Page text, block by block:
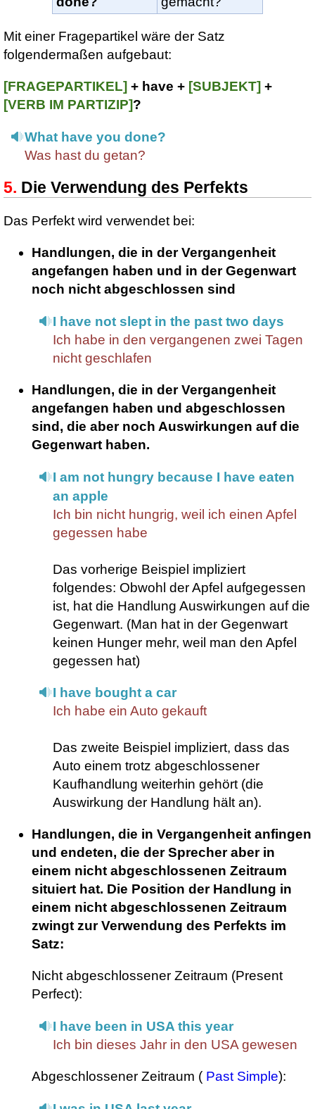
Mit einer Fragepartikel wäre der Satz
folgendermaßen aufgebaut:
[FRAGEPARTIKEL] + have + [SUBJEKT] +
[VERB IM PARTIZIP]?
What have you done?
Was hast du getan?
Die Verwendung des Perfekts
Das Perfekt wird verwendet bei:
Handlungen, die in der Vergangenheit
angefangen haben und in der Gegenwart
noch nicht abgeschlossen sind
I have not slept in the past two days
Ich habe in den vergangenen zwei Tagen
nicht geschlafen
Handlungen, die in der Vergangenheit
angefangen haben und abgeschlossen
sind, die aber noch Auswirkungen auf die
Gegenwart haben.
I am not hungry because I have eaten
an apple
Ich bin nicht hungrig, weil ich einen Apfel
gegessen habe
Das vorherige Beispiel impliziert
folgendes: Obwohl der Apfel aufgegessen
ist, hat die Handlung Auswirkungen auf die
Gegenwart. (Man hat in der Gegenwart
keinen Hunger mehr, weil man den Apfel
gegessen hat)
I have bought a car
Ich habe ein Auto gekauft
Das zweite Beispiel impliziert, dass das
Auto einem trotz abgeschlossener
Kaufhandlung weiterhin gehört (die
Auswirkung der Handlung hält an).
Handlungen, die in Vergangenheit anfingen
und endeten, die der Sprecher aber in
einem nicht abgeschlossenen Zeitraum
situiert hat. Die Position der Handlung in
einem nicht abgeschlossenen Zeitraum
zwingt zur Verwendung des Perfekts im
Satz:
Nicht abgeschlossener Zeitraum (Present
Perfect):
I have been in USA this year
Ich bin dieses Jahr in den USA gewesen
Abgeschlossener Zeitraum ( Past Simple):